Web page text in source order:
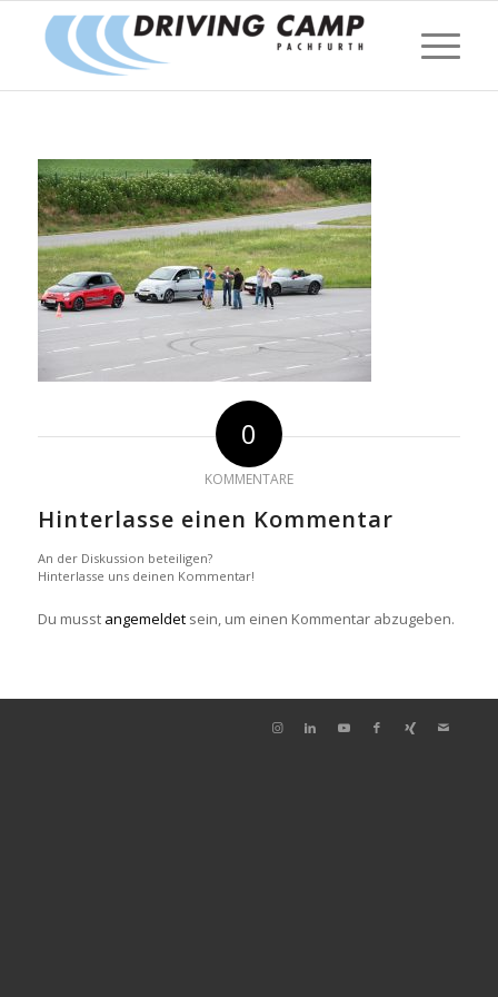
0
KOMMENTARE
Hinterlasse einen Kommentar
An der Diskussion beteiligen?
Hinterlasse uns deinen Kommentar!
Du musst angemeldetsein, um einen Kommentar abzugeben.